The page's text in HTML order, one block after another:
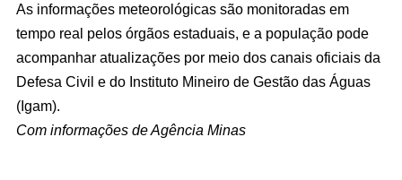
As informações meteorológicas são monitoradas em
tempo real pelos órgãos estaduais, e a população pode
acompanhar atualizações por meio dos canais oficiais da
Defesa Civil e do Instituto Mineiro de Gestão das Águas
(Igam).
Com informações de Agência Minas